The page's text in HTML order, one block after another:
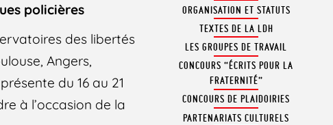
policières
des libertés
Angers,
du 16 au 21
à l’occasion de la
ORGANISATION ET STATUTS
TEXTES DE LA LDH
LES GROUPES DE TRAVAIL
CONCOURS “ÉCRITS POUR LA
FRATERNITÉ”
CONCOURS DE PLAIDOIRIES
PARTENARIATS CULTURELS